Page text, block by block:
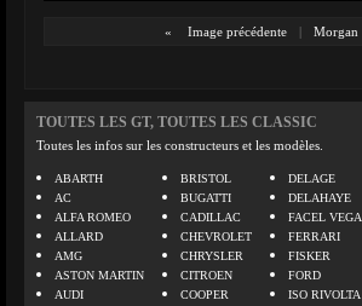
« Image précédente | Morgan
TOUTES LES GT, TOUTES LES CLASSIC
Toutes les infos sur les constructeurs et les modèles.
ABARTH
AC
ALFA ROMEO
ALLARD
AMG
ASTON MARTIN
AUDI
BRISTOL
BUGATTI
CADILLAC
CHEVROLET
CHRYSLER
CITROEN
COOPER
DELAGE
DELAHAYE
FACEL VEGA
FERRARI
FISKER
FORD
ISO RIVOLTA